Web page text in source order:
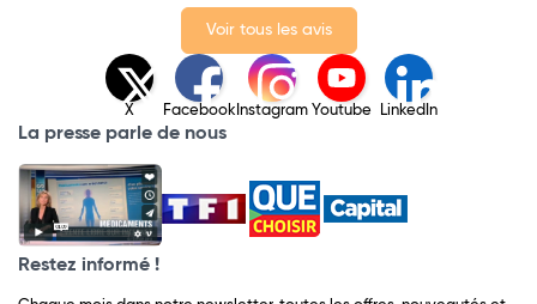
Voir tous les avis
X Facebook Instagram Youtube LinkedIn
La presse parle de nous
Restez informé !